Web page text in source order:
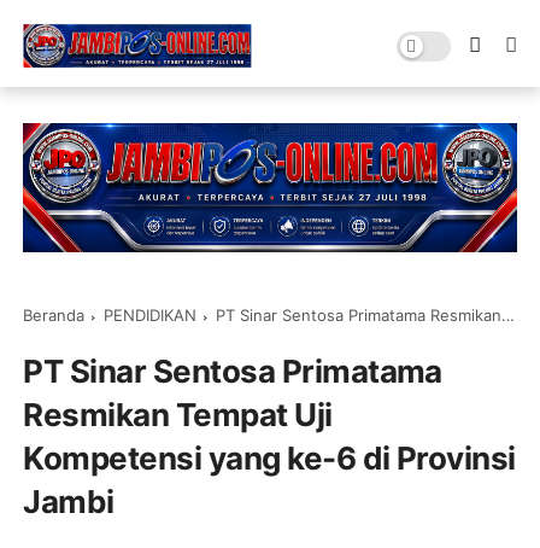
Beranda PENDIDIKAN PT Sinar Sentosa Primatama Resmikan Tempat Uji Kompetensi yang ke-6 di Provinsi Jambi
PT Sinar Sentosa Primatama
Resmikan Tempat Uji
Kompetensi yang ke-6 di Provinsi
Jambi